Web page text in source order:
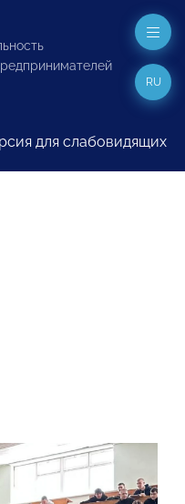
для слабовидящих
RU